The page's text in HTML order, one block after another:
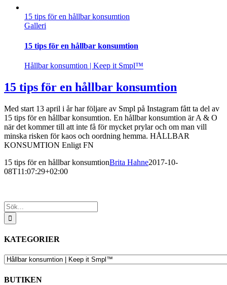
15 tips för en hållbar konsumtion
Galleri
15 tips för en hållbar konsumtion
Hållbar konsumtion | Keep it Smpl™
15 tips för en hållbar konsumtion
Med start 13 april i år har följare av Smpl på Instagram fått ta del av
15 tips för en hållbar konsumtion. En hållbar konsumtion är A & O
när det kommer till att inte få för mycket prylar och om man vill
minska risken för kaos och oordning hemma. HÅLLBAR
KONSUMTION Enligt FN
15 tips för en hållbar konsumtionBrita Hahne2017-10-
08T11:07:29+02:00
Sök
efter:
KATEGORIER
KATEGORIER
BUTIKEN